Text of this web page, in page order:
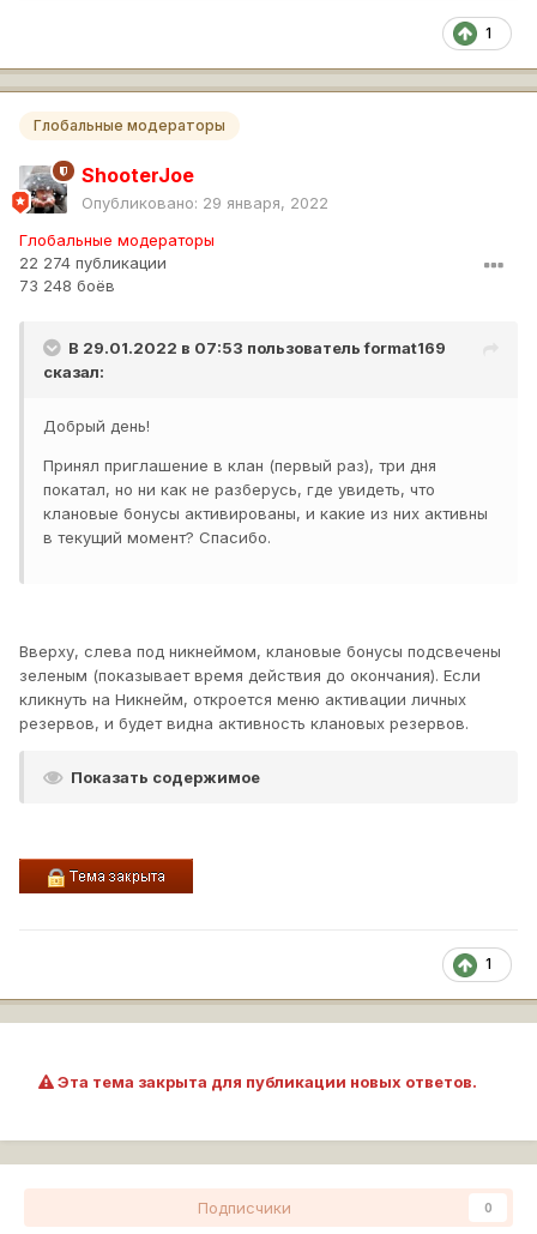
1
Глобальные модераторы
ShooterJoe
Опубликовано: 29 января, 2022
Глобальные модераторы
22 274 публикации
73 248 боёв
В 29.01.2022 в 07:53 пользовательformat169
сказал:
Добрый день!
Принял приглашение в клан (первый раз), три дня
покатал, но ни как не разберусь, где увидеть, что
клановые бонусы активированы, и какие из них активны
в текущий момент? Спасибо.
Вверху, слева под никнеймом, клановые бонусы подсвечены
зеленым (показывает время действия до окончания). Если
кликнуть на Никнейм, откроется меню активации личных
резервов, и будет видна активность клановых резервов.
Показать содержимое
1
Эта тема закрыта для публикации новых ответов.
Подписчики 0